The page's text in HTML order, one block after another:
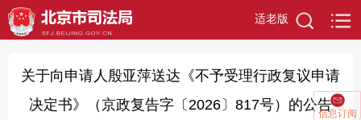
适老版
信息订阅
关于向申请人殷亚萍送达《不予受理行政复议申请
决定书》（京政复告字〔2026〕817号）的公告